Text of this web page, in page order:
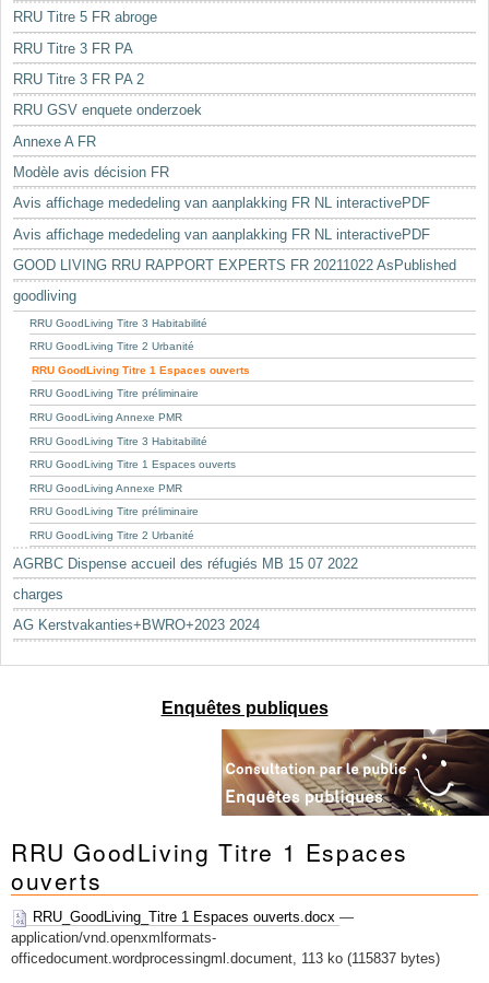
RRU Titre 5 FR abroge
RRU Titre 3 FR PA
RRU Titre 3 FR PA 2
RRU GSV enquete onderzoek
Annexe A FR
Modèle avis décision FR
Avis affichage mededeling van aanplakking FR NL interactivePDF
Avis affichage mededeling van aanplakking FR NL interactivePDF
GOOD LIVING RRU RAPPORT EXPERTS FR 20211022 AsPublished
goodliving
RRU GoodLiving Titre 3 Habitabilité
RRU GoodLiving Titre 2 Urbanité
RRU GoodLiving Titre 1 Espaces ouverts
RRU GoodLiving Titre préliminaire
RRU GoodLiving Annexe PMR
RRU GoodLiving Titre 3 Habitabilité
RRU GoodLiving Titre 1 Espaces ouverts
RRU GoodLiving Annexe PMR
RRU GoodLiving Titre préliminaire
RRU GoodLiving Titre 2 Urbanité
AGRBC Dispense accueil des réfugiés MB 15 07 2022
charges
AG Kerstvakanties+BWRO+2023 2024
Enquêtes publiques
RRU GoodLiving Titre 1 Espaces
ouverts
RRU_GoodLiving_Titre 1 Espaces ouverts.docx —
application/vnd.openxmlformats-
officedocument.wordprocessingml.document, 113 ko (115837 bytes)